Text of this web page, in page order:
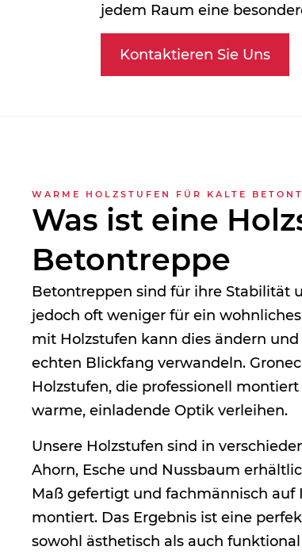
jedem Raum eine
Kontaktieren Sie Uns
WARME HOLZSTUFEN FÜR KALTE
Was ist eine
Beton­treppe
Betontreppen sind für ihre Stabilität
jedoch oft weniger für ein
mit Holzstufen kann dies ändern
echten Blickfang verwandeln.
Holzstufen, die professionell
warme, einladende Optik verleihen.
Unsere Holzstufen sind in
Ahorn, Esche und Nussbaum
Maß gefertigt und fachmännisch
montiert. Das Ergebnis ist eine
sowohl ästhetisch als auch